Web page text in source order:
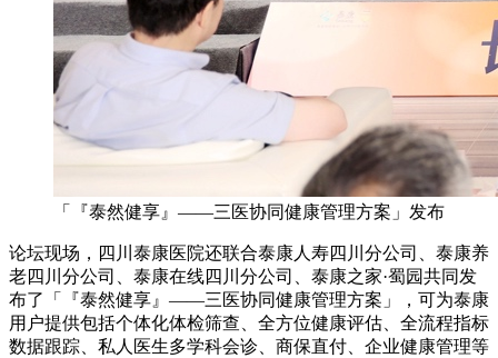
「『泰然健享』——三医协同健康管理方案」发布
论坛现场，四川泰康医院还联合泰康人寿四川分公司、泰康养
老四川分公司、泰康在线四川分公司、泰康之家·蜀园共同发
布了「『泰然健享』——三医协同健康管理方案」，可为泰康
用户提供包括个体化体检筛查、全方位健康评估、全流程指标
数据跟踪、私人医生多学科会诊、商保直付、企业健康管理等